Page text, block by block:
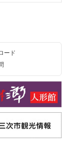
ード